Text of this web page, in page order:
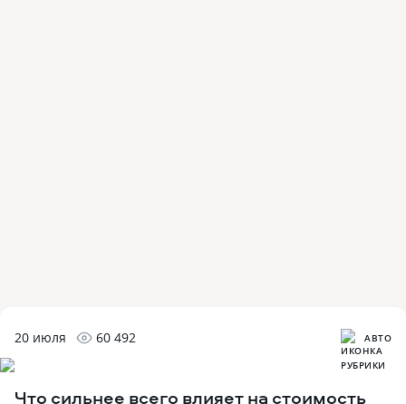
20 июля 60 492 АВТО
Что сильнее всего влияет на стоимость